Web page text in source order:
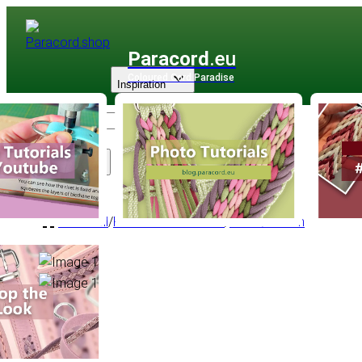
Paracord .eu
Coloured Cord Paradise
Sortiment
Inspiration
PPM Seil/PPM Basic Rundseil/Rund Ø 4 mm